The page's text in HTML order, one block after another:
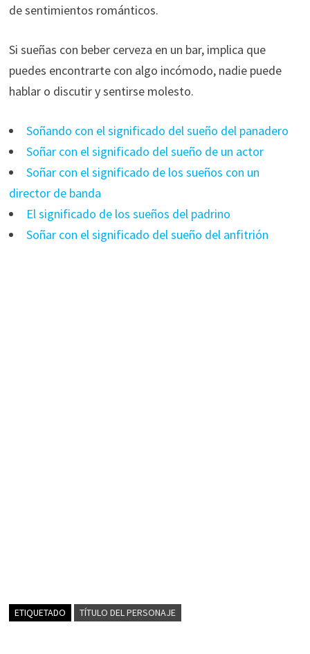
de sentimientos románticos.
Si sueñas con beber cerveza en un bar, implica que
puedes encontrarte con algo incómodo, nadie puede
hablar o discutir y sentirse molesto.
Soñando con el significado del sueño del panadero
Soñar con el significado del sueño de un actor
Soñar con el significado de los sueños con un
director de banda
El significado de los sueños del padrino
Soñar con el significado del sueño del anfitrión
ETIQUETADO TÍTULO DEL PERSONAJE